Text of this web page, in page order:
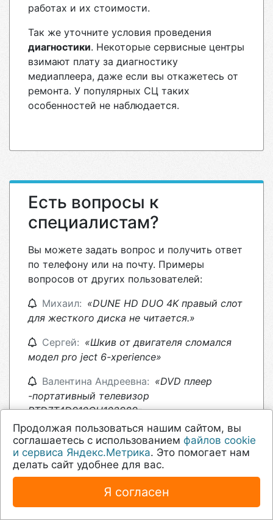
работах и их стоимости.
Так же уточните условия проведения
диагностики. Некоторые сервисные центры
взимают плату за диагностику
медиаплеера, даже если вы откажетесь от
ремонта. У популярных СЦ таких
особенностей не наблюдается.
Есть вопросы к
специалистам?
Вы можете задать вопрос и получить ответ
по телефону или на почту. Примеры
вопросов от других пользователей:
Михаил: «DUNE HD DUO 4K правый слот
для жесткого диска не читается.»
Сергей: «Шкив от двигателя сломался
модел pro ject 6-xperience»
Валентина Андреевна: «DVD плеер
-портативный телевизор
RTD7T4D910CH102989»
«Плеер Digma Y4. Нужно заменить
аккумулятор.»
николай: «для дисков DVD ПЕРЕСТАЛ
Продолжая пользоваться нашим сайтом, вы
соглашаетесь с использованием файлов cookie
и сервиса Яндекс.Метрика. Это помогает нам
делать сайт удобнее для вас.
Я согласен